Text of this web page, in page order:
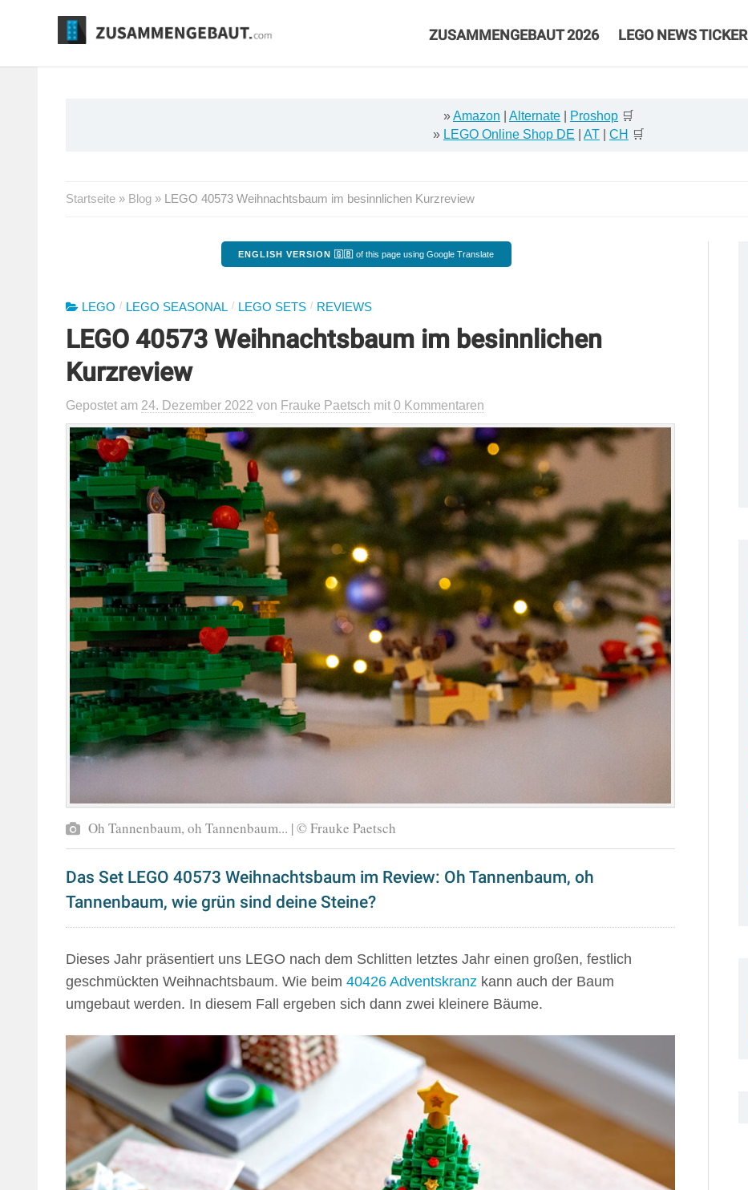
ZUSAMMENGEBAUT 2026 LEGO NEWS TICKER
»Amazon Alternate Proshop 🛒
» LEGO Online Shop DE AT CH 🛒
Startseite » Blog » LEGO 40573 Weihnachtsbaum im besinnlichen Kurzreview
ENGLISH VERSION 🇬🇧 of this page using Google Translate
LEGO / LEGO SEASONAL / LEGO SETS / REVIEWS
LEGO 40573 Weihnachtsbaum im besinnlichen
Kurzreview
Gepostet am 24. Dezember 2022 von Frauke Paetsch mit 0 Kommentaren
Oh Tannenbaum, oh Tannenbaum... | © Frauke Paetsch
Das Set LEGO 40573 Weihnachtsbaum im Review: Oh Tannenbaum, oh
Tannenbaum, wie grün sind deine Steine?
Dieses Jahr präsentiert uns LEGO nach dem Schlitten letztes Jahr einen großen, festlich
geschmückten Weihnachtsbaum. Wie beim 40426 Adventskranz kann auch der Baum
umgebaut werden. In diesem Fall ergeben sich dann zwei kleinere Bäume.